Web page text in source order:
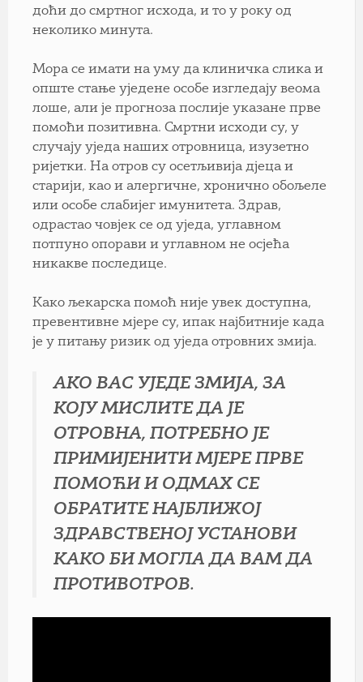
доћи до смртног исхода, и то у року од
неколико минута.
Мора се имати на уму да клиничка слика и
опште стање уједене особе изгледају веома
лоше, али је прогноза послије указане прве
помоћи позитивна. Смртни исходи су, у
случају уједа наших отровница, изузетно
ријетки. На отров су осетљивија дјеца и
старији, као и алергичне, хронично обољеле
или особе слабијег имунитета. Здрав,
одрастао човјек се од уједа, углавном
потпуно опорави и углавном не осјећа
никакве последице.
Како љекарска помоћ није увек доступна,
превентивне мјере су, ипак најбитније када
је у питању ризик од уједа отровних змија.
АКО ВАС УЈЕДЕ ЗМИЈА, ЗА
КОЈУ МИСЛИТЕ ДА ЈЕ
ОТРОВНА, ПОТРЕБНО ЈЕ
ПРИМИЈЕНИТИ МЈЕРЕ ПРВЕ
ПОМОЋИ И ОДМАХ СЕ
ОБРАТИТЕ НАЈБЛИЖОЈ
ЗДРАВСТВЕНОЈ УСТАНОВИ
КАКО БИ МОГЛА ДА ВАМ ДА
ПРОТИВОТРОВ.